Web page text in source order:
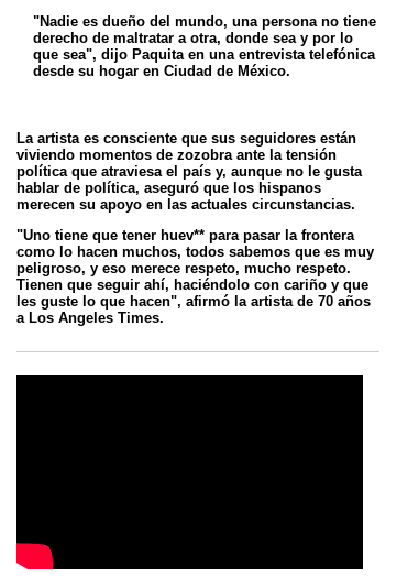
"Nadie es dueño del mundo, una persona no tiene
derecho de maltratar a otra, donde sea y por lo
que sea", dijo Paquita en una entrevista telefónica
desde su hogar en Ciudad de México.
La artista es consciente que sus seguidores están
viviendo momentos de zozobra ante la tensión
política que atraviesa el país y, aunque no le gusta
hablar de política, aseguró que los hispanos
merecen su apoyo en las actuales circunstancias.
"Uno tiene que tener huev** para pasar la frontera
como lo hacen muchos, todos sabemos que es muy
peligroso, y eso merece respeto, mucho respeto.
Tienen que seguir ahí, haciéndolo con cariño y que
les guste lo que hacen", afirmó la artista de 70 años
a Los Angeles Times.